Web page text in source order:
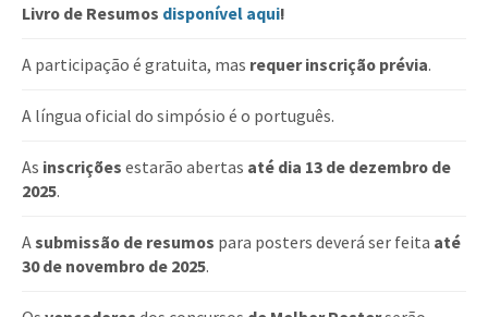
Livro de Resumos disponível aqui!
A participação é gratuita, mas requer inscrição prévia.
A língua oficial do simpósio é o português.
As inscrições estarão abertas até dia 13 de dezembro de
2025.
Asubmissão de resumos para posters deverá ser feita até
30 de novembro de 2025.